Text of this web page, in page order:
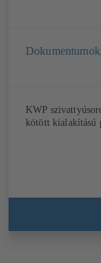
Dokumentumok
KWP
kötött kialakítású